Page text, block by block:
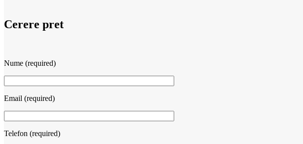
Cerere pret
Nume (required)
Email (required)
Telefon (required)